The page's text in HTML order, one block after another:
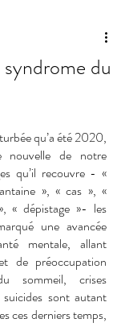
du
qu’a été 2020,
nouvelle de notre
qu’il recouvre - «
», « cas », «
« dépistage »- les
une avancée
mentale, allant
de préoccupation
sommeil, crises
suicides sont autant
ces derniers temps,